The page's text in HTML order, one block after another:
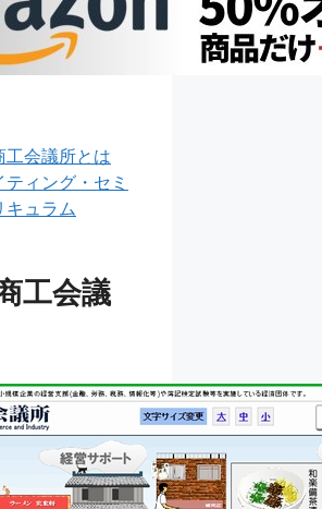
工会議所とは
ティング・セミ
キュラム
工会議